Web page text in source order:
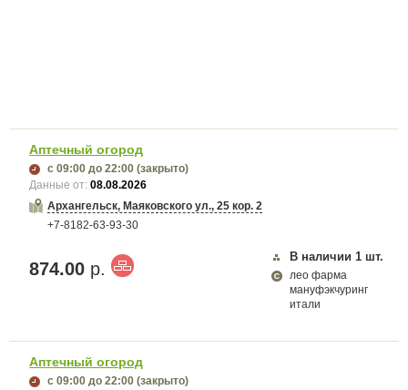
Аптечный огород
с 09:00 до 22:00 (закрыто)
Данные от:08.08.2026
Архангельск, Маяковского ул., 25 кор. 2
+7-8182-63-93-30
874.00 р.
В наличии 1 шт.
лео фарма
мануфэкчуринг
итали
Аптечный огород
с 09:00 до 22:00 (закрыто)